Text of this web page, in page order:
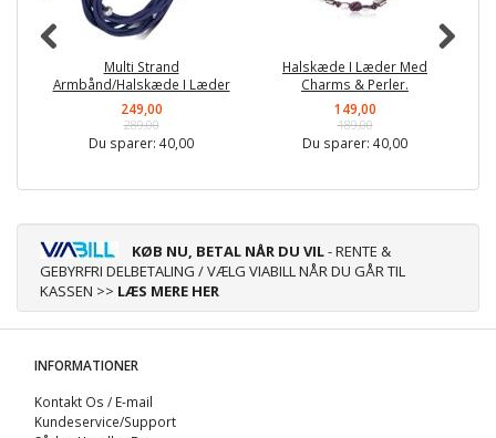
Multi Strand
Armbånd/Halskæde I Læder
249,00
289,00
Du sparer: 40,00
Halskæde I Læder Med
Charms & Perler.
149,00
189,00
Du sparer: 40,00
KØB NU, BETAL NÅR DU VIL- RENTE &
GEBYRFRI DELBETALING / VÆLG VIABILL NÅR DU GÅR TIL
KASSEN >> LÆS MERE HER
INFORMATIONER
Kontakt Os / E-mail
Kundeservice/Support